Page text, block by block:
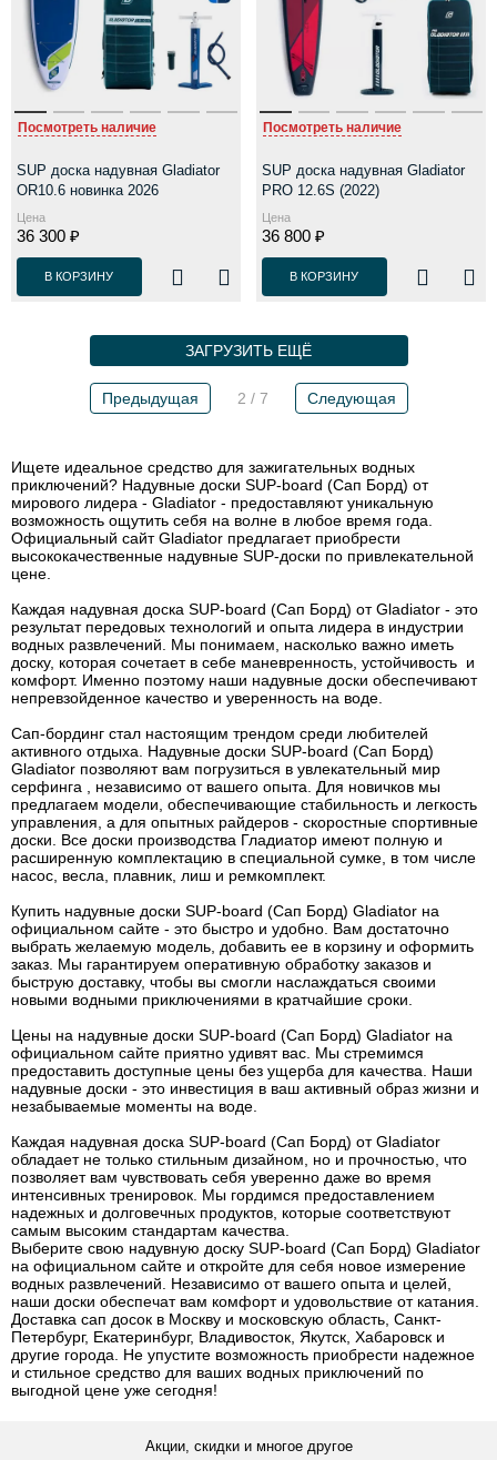
Посмотреть наличие
SUP доска надувная Gladiator
OR10.6 новинка 2026
Цена
36 300 ₽
В КОРЗИНУ
Посмотреть наличие
SUP доска надувная Gladiator
PRO 12.6S (2022)
Цена
36 800 ₽
В КОРЗИНУ
ЗАГРУЗИТЬ ЕЩЁ
Предыдущая 2 / 7 Следующая
Ищете идеальное средство для зажигательных водных
приключений? Надувные доски SUP-board (Сап Борд) от
мирового лидера - Gladiator - предоставляют уникальную
возможность ощутить себя на волне в любое время года.
Официальный сайт Gladiator предлагает приобрести
высококачественные надувные SUP-доски по привлекательной
цене.
Каждая надувная доска SUP-board (Сап Борд) от Gladiator - это
результат передовых технологий и опыта лидера в индустрии
водных развлечений. Мы понимаем, насколько важно иметь
доску, которая сочетает в себе маневренность, устойчивость и
комфорт. Именно поэтому наши надувные доски обеспечивают
непревзойденное качество и уверенность на воде.
Сап-бординг стал настоящим трендом среди любителей
активного отдыха. Надувные доски SUP-board (Сап Борд)
Gladiator позволяют вам погрузиться в увлекательный мир
серфинга , независимо от вашего опыта. Для новичков мы
предлагаем модели, обеспечивающие стабильность и легкость
управления, а для опытных райдеров - скоростные спортивные
доски. Все доски производства Гладиатор имеют полную и
расширенную комплектацию в специальной сумке, в том числе
насос, весла, плавник, лиш и ремкомплект.
Купить надувные доски SUP-board (Сап Борд) Gladiator на
официальном сайте - это быстро и удобно. Вам достаточно
выбрать желаемую модель, добавить ее в корзину и оформить
заказ. Мы гарантируем оперативную обработку заказов и
быструю доставку, чтобы вы смогли наслаждаться своими
новыми водными приключениями в кратчайшие сроки.
Цены на надувные доски SUP-board (Сап Борд) Gladiator на
официальном сайте приятно удивят вас. Мы стремимся
предоставить доступные цены без ущерба для качества. Наши
надувные доски - это инвестиция в ваш активный образ жизни и
незабываемые моменты на воде.
Каждая надувная доска SUP-board (Сап Борд) от Gladiator
обладает не только стильным дизайном, но и прочностью, что
позволяет вам чувствовать себя уверенно даже во время
интенсивных тренировок. Мы гордимся предоставлением
надежных и долговечных продуктов, которые соответствуют
самым высоким стандартам качества.
Выберите свою надувную доску SUP-board (Сап Борд) Gladiator
на официальном сайте и откройте для себя новое измерение
водных развлечений. Независимо от вашего опыта и целей,
наши доски обеспечат вам комфорт и удовольствие от катания.
Доставка сап досок в Москву и московскую область, Санкт-
Петербург, Екатеринбург, Владивосток, Якутск, Хабаровск и
другие города. Не упустите возможность приобрести надежное
и стильное средство для ваших водных приключений по
выгодной цене уже сегодня!
Акции, скидки и многое другое